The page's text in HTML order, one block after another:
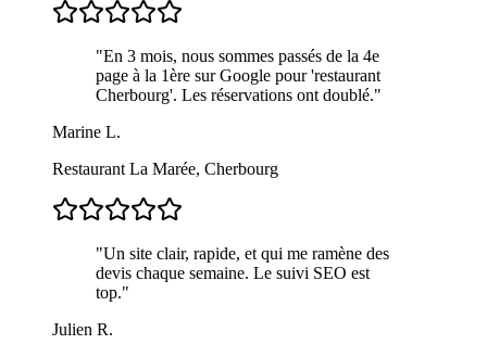
"En 3 mois, nous sommes passés de la 4e
page à la 1ère sur Google pour 'restaurant
Cherbourg'. Les réservations ont doublé."
Marine L.
Restaurant La Marée, Cherbourg
"Un site clair, rapide, et qui me ramène des
devis chaque semaine. Le suivi SEO est
top."
Julien R.